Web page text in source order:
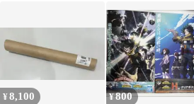
¥8,100 ¥800